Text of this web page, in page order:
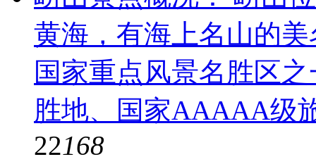
黄海，有海上名山的
国家重点风景名胜区
胜地、国家AAAAA级
22168